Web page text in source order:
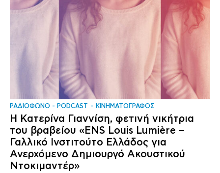
ΡΑΔΙΟΦΩΝΟ - PODCAST ΚΙΝΗΜΑΤΟΓΡΑΦΟΣ
Η Κατερίνα Γιαννίση, φετινή νικήτρια
του βραβείου «ENS Louis Lumière –
Γαλλικό Ινστιτούτο Ελλάδος για
Ανερχόμενο Δημιουργό Ακουστικού
Ντοκιμαντέρ»